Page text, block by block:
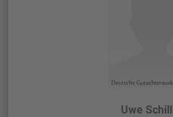
Uwe